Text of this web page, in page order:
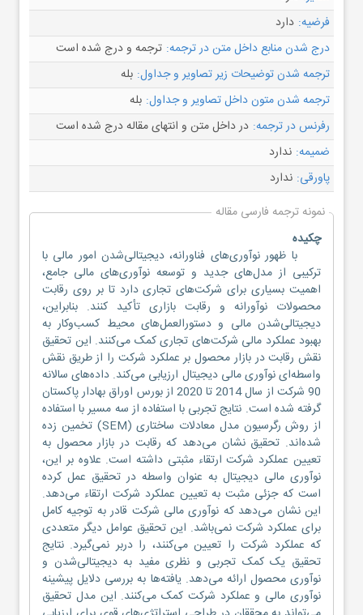
فرضیه: دارد
درج شدن منابع داخل متن در ترجمه: ترجمه و درج شده است
ترجمه شدن توضیحات زیر تصاویر و جداول: بله
ترجمه شدن متون داخل تصاویر و جداول: بله
رفرنس در ترجمه: در داخل متن و انتهای مقاله درج شده است
ضمیمه: ندارد
پاورقی: ندارد
نمونه ترجمه فارسی مقاله
چکیده
با ظهور نوآوری‌های فناورانه، دیجیتالی‌شدن امور مالی با
ترکیبی از مدل‌های جدید و توسعه نوآوری‌های مالی جامع،
اهمیت بسیاری برای شرکت‌های تجاری دارد تا بر روی رقابت
محصولات نوآورانه و رقابت بازاری تأکید کنند. بنابراین،
دیجیتالی‌شدن مالی و دستورالعمل‌های محیط کسب‌وکار به
بهبود عملکرد مالی شرکت‌های تجاری کمک می‌کنند. این تحقیق
نقش رقابت در بازار محصول بر عملکرد شرکت را از طریق نقش
واسطه‌ای نوآوری مالی دیجیتال ارزیابی می‌کند. داده‌های سالانه
90 شرکت از سال 2014 تا 2020 از بورس اوراق بهادار پاکستان
گرفته شده است. نتایج تجربی با استفاده از سه مسیر با استفاده
از روش رگرسیون مدل معادلات ساختاری (SEM) تخمین زده
شده‌اند. تحقیق نشان می‌دهد که رقابت در بازار محصول به
تعیین عملکرد شرکت ارتقاء مثبتی داشته است. علاوه بر این،
نوآوری مالی دیجیتال به عنوان واسطه در تحقیق عمل کرده
است که جزئی مثبت به تعیین عملکرد شرکت ارتقاء می‌دهد.
این نشان می‌دهد که نوآوری مالی شرکت قادر به توجیه کامل
برای عملکرد شرکت نمی‌باشد. این تحقیق عوامل دیگر متعددی
که عملکرد شرکت را تعیین می‌کنند، را دربر نمی‌گیرد. نتایج
تحقیق یک کمک تجربی و نظری مفید به دیجیتالی‌شدن و
نوآوری محصول ارائه می‌دهد. یافته‌ها به بررسی دلایل پیشینه
نوآوری مالی و عملکرد شرکت کمک می‌کنند. این مدل تحقیق